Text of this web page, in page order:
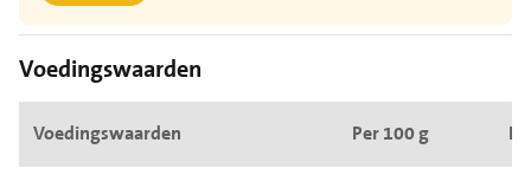
Voedingswaarden
Voedingswaarden Per 100 g